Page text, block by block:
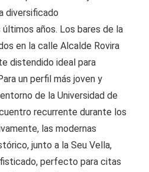
diversificado
años. Los bares de la
en la calle Alcalde Rovira
distendido ideal para
un perfil más joven y
de la Universidad de
recurrente durante los
las modernas
junto a la Seu Vella,
perfecto para citas